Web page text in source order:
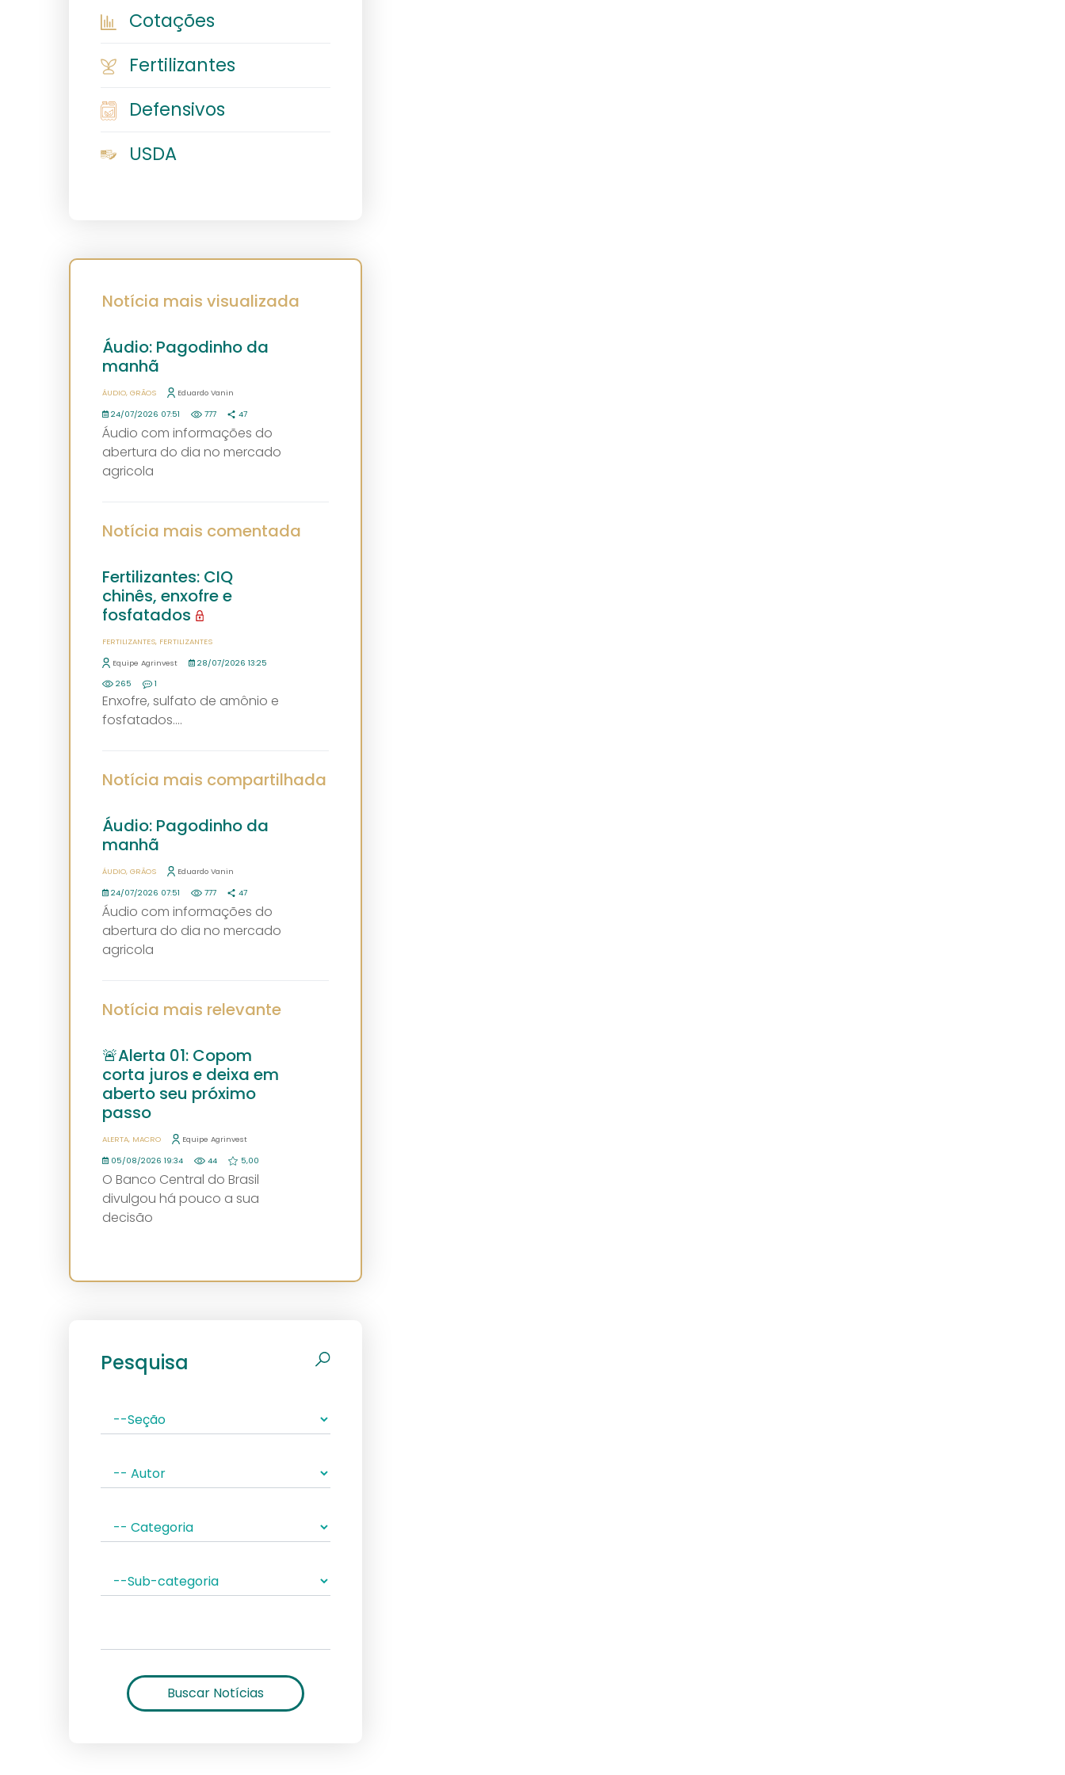
Cotações
Fertilizantes
Defensivos
USDA
Notícia mais visualizada
Áudio: Pagodinho da
manhã
ÁUDIO GRÃOS Eduardo Vanin
24/07/2026 07:51 777 47
Áudio com informações do
abertura do dia no mercado
agricola
Notícia mais comentada
Fertilizantes: CIQ
chinês, enxofre e
fosfatados
FERTILIZANTES FERTILIZANTES
Equipe Agrinvest
28/07/2026 13:25
265
1
Enxofre, sulfato de amônio e
fosfatados....
Notícia mais compartilhada
Áudio: Pagodinho da
manhã
ÁUDIO GRÃOS Eduardo Vanin
24/07/2026 07:51 777 47
Áudio com informações do
abertura do dia no mercado
agricola
Notícia mais relevante
🚨Alerta 01: Copom
corta juros e deixa em
aberto seu próximo
passo
ALERTA MACRO Equipe Agrinvest
05/08/2026 19:34 44 5,00
O Banco Central do Brasil
divulgou há pouco a sua
decisão
Pesquisa
Buscar Notícias